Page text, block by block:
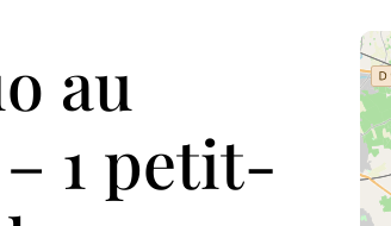
paysages
Rhône &
garrigue
au
1 petit-